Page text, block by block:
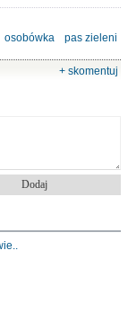
osobówka pas zieleni
+ skomentuj